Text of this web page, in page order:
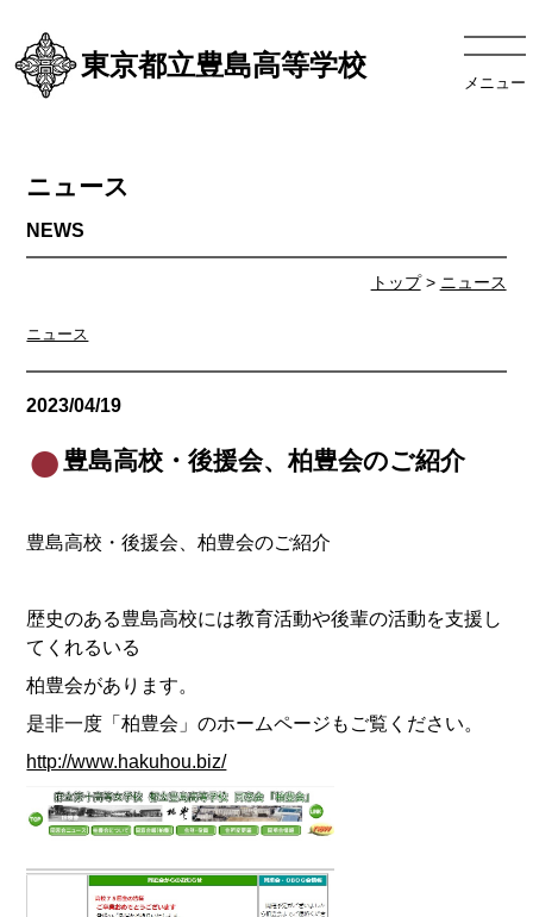
東京都立豊島高等学校
メニュー
トップ> ニュース
ニュース
ニュース
2023/04/19
豊島高校・後援会、柏豊会のご紹介
豊島高校・後援会、柏豊会のご紹介
歴史のある豊島高校には教育活動や後輩の活動を支援し
てくれるいる
柏豊会があります。
是非一度「柏豊会」のホームページもご覧ください。
http://www.hakuhou.biz/